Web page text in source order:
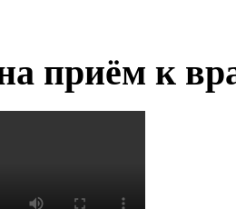
приём к